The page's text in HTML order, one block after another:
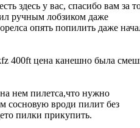
здесь у вас, спасибо вам за
ручным лобзиком даже
опять попилить даже
400ft цена канешно была
нем пилетса,что нужно
сосновую вроди пилит без
пилки прикупить.